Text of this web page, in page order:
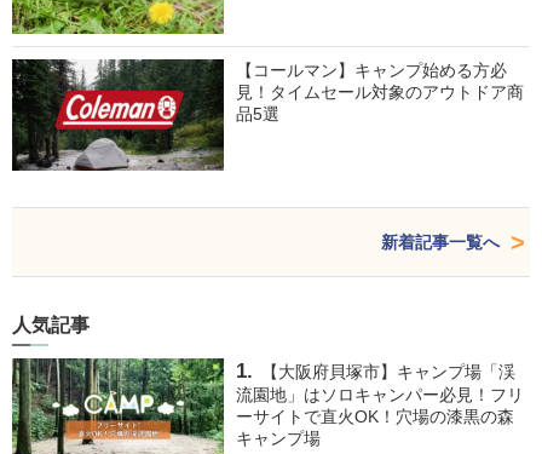
【コールマン】キャンプ始める方必
見！タイムセール対象のアウトドア商
品5選
新着記事一覧へ
人気記事
【大阪府貝塚市】キャンプ場「渓
流園地」はソロキャンパー必見！フリ
ーサイトで直火OK！穴場の漆黒の森
キャンプ場